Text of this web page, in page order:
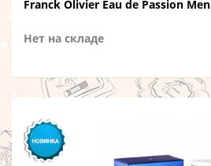
Franck Olivier Eau de Passion Men
Нет на складе